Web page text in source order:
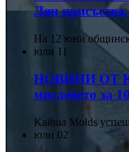
Лян
На 12 юни
юли 11
НОВИНИ ОТ
мисленето за
Kaihua Molds
юли 02